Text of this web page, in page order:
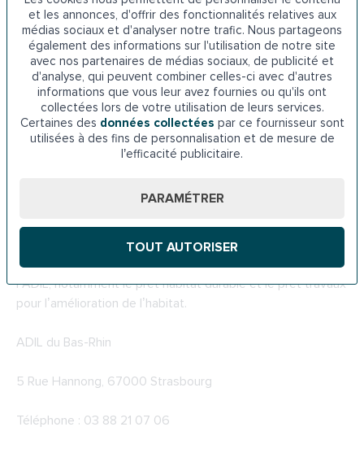
et les annonces, d'offrir des fonctionnalités relatives aux
médias sociaux et d'analyser notre trafic. Nous partageons
également des informations sur l'utilisation de notre site
avec nos partenaires de médias sociaux, de publicité et
d'analyse, qui peuvent combiner celles-ci avec d'autres
informations que vous leur avez fournies ou qu'ils ont
collectées lors de votre utilisation de leurs services.
Certaines des données collectéespar ce fournisseur sont
utilisées à des fins de personnalisation et de mesure de
l’efficacité publicitaire.
PARAMÉTRER
MDPH du Bas-Rhin
6a Rue du Verdon, 67100 Strasbourg
Téléphone : 08 00 74 79 00
6-Les prêts de l’ADIL dans le Bas-Rhin
Cette association a pour rôle de conseiller et d’informer
les usagers sur tout ce qui concerne le logement et ses
différents aspects juridiques, fiscaux ou financiers.
Différents prêts à taux réduit peuvent être octroyés par
l’ADIL, notamment le prêt habitat durable et le prêt travaux
pour l’amélioration de l’habitat.
ADIL du Bas-Rhin
5 Rue Hannong, 67000 Strasbourg
Téléphone : 03 88 21 07 06